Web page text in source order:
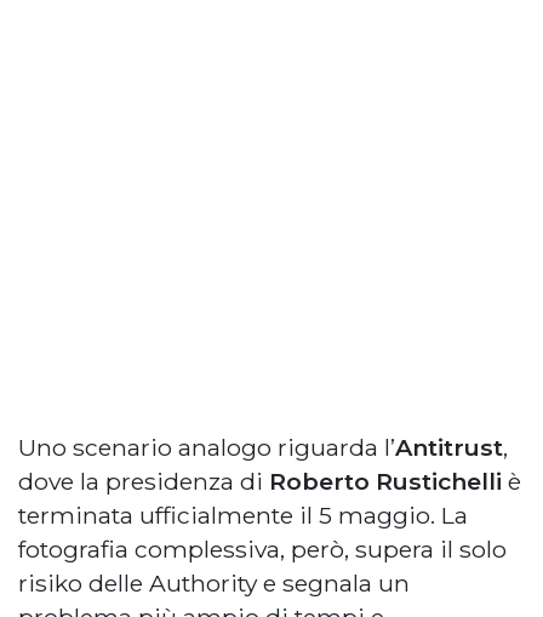
Uno scenario analogo riguarda l’Antitrust,
dove la presidenza di Roberto Rustichelli è
terminata ufficialmente il 5 maggio. La
fotografia complessiva, però, supera il solo
risiko delle Authority e segnala un